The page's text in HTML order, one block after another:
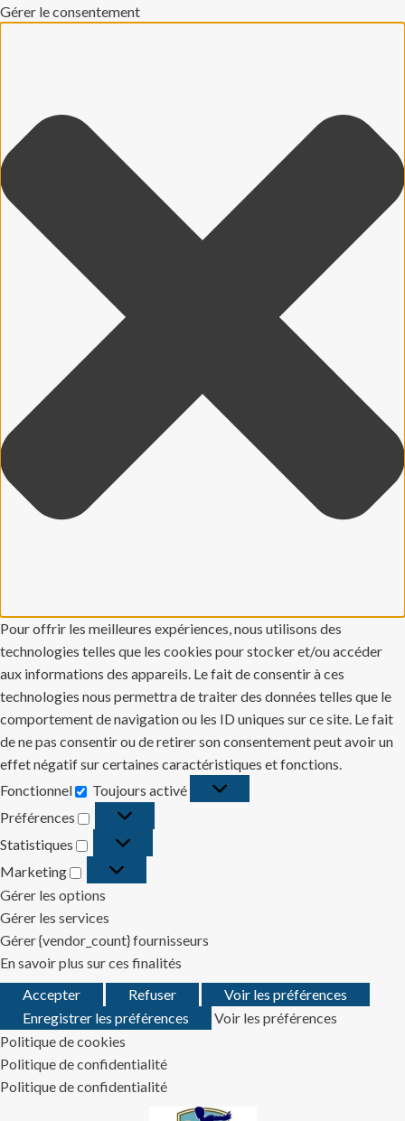
Gérer le consentement
Pour offrir les meilleures expériences, nous utilisons des
technologies telles que les cookies pour stocker et/ou accéder
aux informations des appareils. Le fait de consentir à ces
technologies nous permettra de traiter des données telles que le
comportement de navigation ou les ID uniques sur ce site. Le fait
de ne pas consentir ou de retirer son consentement peut avoir un
effet négatif sur certaines caractéristiques et fonctions.
Fonctionnel
Fonctionnel
Toujours activé
Préférences
Préférences
Statistiques
Statistiques
Marketing
Marketing
Gérer les options
Gérer les services
Gérer {vendor_count} fournisseurs
En savoir plus sur ces finalités
Accepter
Refuser
Voir les préférences
Enregistrer les préférences
Voir les préférences
Politique de cookies
Politique de confidentialité
Politique de confidentialité